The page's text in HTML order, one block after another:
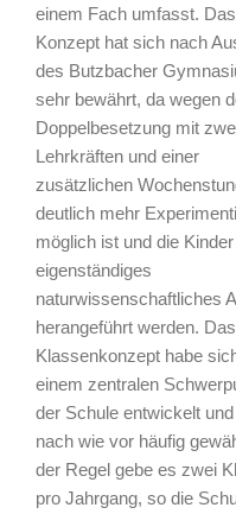
einem Fach umfasst. Das
Konzept hat sich nach
des Butzbacher
sehr bewährt, da wegen
Doppelbesetzung mit
Lehrkräften und einer
zusätzlichen
deutlich mehr
möglich ist und die
eigenständiges
naturwissenschaftliches
herangeführt werden.
Klassenkonzept habe
einem zentralen
der Schule entwickelt
nach wie vor häufig
der Regel gebe es zwei
pro Jahrgang, so die